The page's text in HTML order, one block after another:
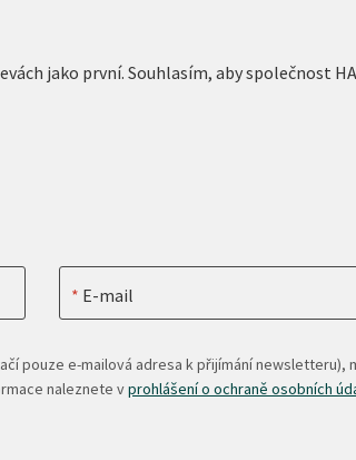
jako první. Souhlasím, aby společnost
E-mail
pouze e-mailová adresa k přijímání newsletteru),
naleznete vprohlášení o ochraně osobních